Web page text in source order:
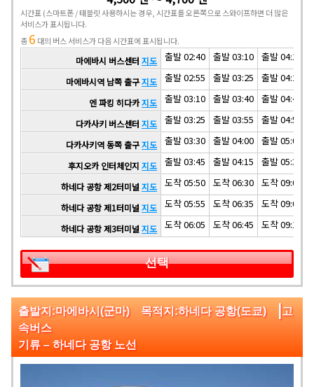
시간표 (스마트폰 / 태블릿 사용하시는 경우, 시간표를 오른쪽으로 스와이프하면 더 많은
서비스가 표시됩니다.
총6 대의 버스 서비스가 다음 시간표에 표시됩니다.
마에바시 버스센터 지도 출발 02:40 출발 03:10 출발 04:10
마에바시역 남쪽 출구지도 출발 02:55 출발 03:25 출발 04:25
엔 파킹 히다카지도 출발 03:10 출발 03:40 출발 04:40
다카사키 버스센터 지도 출발 03:25 출발 03:55 출발 04:55
다카사키역 동쪽 출구지도 출발 03:30 출발 04:00 출발 05:00
후지오카 인터체인지 지도 출발 03:45 출발 04:15 출발 05:30
하네다 공항 제2터미널 지도 도착 05:50 도착 06:30 도착 09:00
하네다 공항 제1터미널 지도 도착 05:55 도착 06:35 도착 09:05
하네다 공항 제3터미널 지도 도착 06:05 도착 06:45 도착 09:15
선택
출발지:마에바시(군마) 목적지:하네다 공항(도쿄) |고
속버스
기류 – 하네다 공항 노선